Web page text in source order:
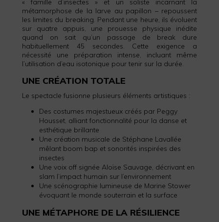
« famille d’insectes » et un soliste incarnant la
métamorphose de la larve au papillon – repoussent
les limites du breaking. Pendant une heure, ils évoluent
sur quatre appuis, une prouesse physique inédite
quand on sait qu’un passage de break dure
habituellement 45 secondes. Cette exigence a
nécessité une préparation intense, incluant même
l’utilisation d’eau isotonique pour tenir sur la durée.
UNE CRÉATION TOTALE
Le spectacle fusionne plusieurs éléments artistiques :
Des costumes majestueux créés par Peggy
Housset, alliant fonctionnalité pour la danse et
esthétique brillante
Une création musicale de Stéphane Lavallée
mêlant boom bap et sonorités inspirées des
insectes
Une voix off signée Aloïse Sauvage, décrivant en
slam l’impact humain sur l’environnement
Une scénographie lumineuse de Marine Stower
évoquant le monde souterrain et la surface
UNE MÉTAPHORE DE LA RÉSILIENCE